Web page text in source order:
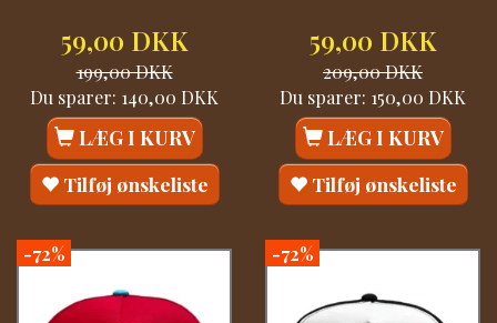
59,00 DKK
199,00 DKK
Du sparer: 140,00 DKK
LÆG I KURV
Tilføj ønskeliste
59,00 DKK
209,00 DKK
Du sparer: 150,00 DKK
LÆG I KURV
Tilføj ønskeliste
-72% -72%